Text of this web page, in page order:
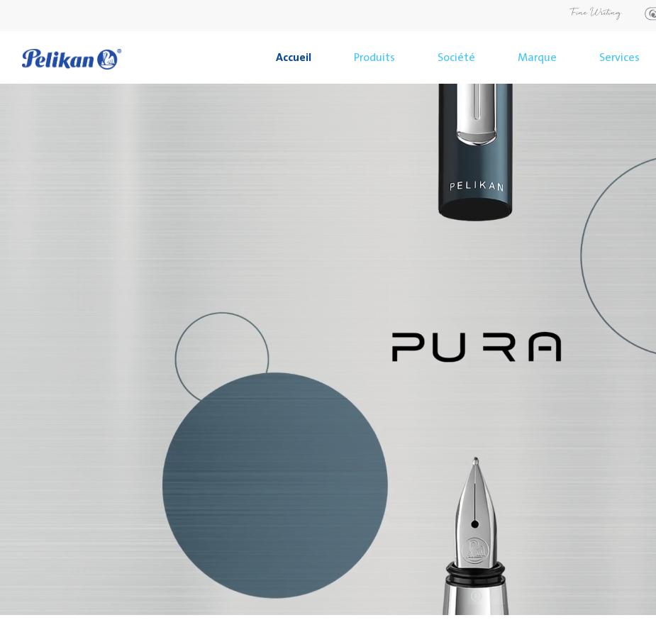
Accueil Produits Société Marque Services